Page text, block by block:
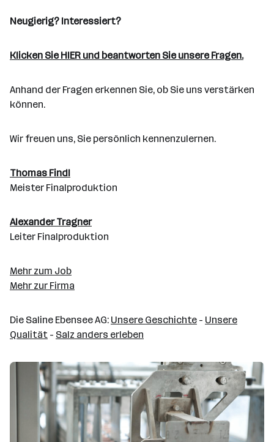
Neugierig? Interessiert?
Klicken Sie HIER und beantworten Sie unsere Fragen.
Anhand der Fragen erkennen Sie, ob Sie uns verstärken
können.
Wir freuen uns, Sie persönlich kennenzulernen.
Thomas Findl
Meister Finalproduktion
Alexander Tragner
Leiter Finalproduktion
Mehr zum Job
Mehr zur Firma
Die Saline Ebensee AG: Unsere Geschichte - Unsere
Qualität - Salz anders erleben